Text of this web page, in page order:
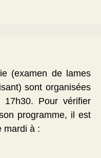
(examen de lames
sont organisées
Pour vérifier
programme, il est
mardi à :